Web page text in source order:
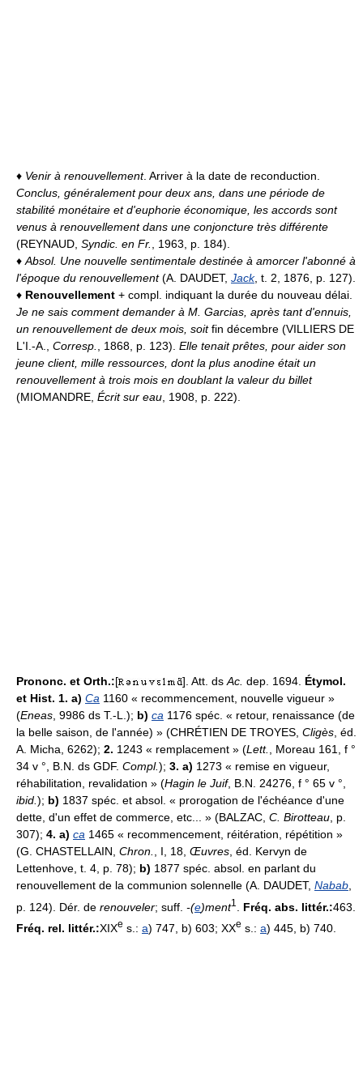
♦ Venir à renouvellement. Arriver à la date de reconduction.
Conclus, généralement pour deux ans, dans une période de
stabilité monétaire et d'euphorie économique, les accords sont
venus à renouvellement dans une conjoncture très différente
(REYNAUD, Syndic. en Fr.
, 1963, p. 184).
♦ Absol. Une nouvelle sentimentale destinée à amorcer l'abonné à
l'époque du renouvellement(A. DAUDET, Jack, t. 2, 1876, p. 127).
♦ Renouvellement + compl. indiquant la durée du nouveau délai.
Je ne sais comment demander à M. Garcias, après tant d'ennuis,
un renouvellement de deux mois, soitfin décembre (VILLIERS DE
L'I.-A., Corresp. , 1868, p. 123). Elle tenait prêtes, pour aider son
jeune client, mille ressources, dont la plus anodine était un
renouvellement à trois mois en doublant la valeur du billet
(MIOMANDRE, Écrit sur eau , 1908, p. 222).
Prononc. et Orth.:[ ]. Att. ds Ac. dep. 1694. Étymol.
et Hist. 1. a) Ca 1160 « recommencement, nouvelle vigueur »
(Eneas , 9986 ds T.-L.); b) ca 1176 spéc. « retour, renaissance (de
la belle saison, de l'année) » (CHRÉTIEN DE TROYES, Cligès , éd.
A. Micha, 6262); 2. 1243 « remplacement » (Lett.
, Moreau 161, f °
34 v °, B.N. ds GDF. Compl.); 3. a) 1273 « remise en vigueur,
réhabilitation, revalidation » (Hagin le Juif, B.N. 24276, f ° 65 v °,
ibid. ); b) 1837 spéc. et absol. « prorogation de l'échéance d'une
dette, d'un effet de commerce, etc... » (BALZAC, C. Birotteau , p.
307); 4. a) ca 1465 « recommencement, réitération, répétition »
(G. CHASTELLAIN, Chron. , I, 18, Œuvres , éd. Kervyn de
Lettenhove, t. 4, p. 78); b) 1877 spéc. absol. en parlant du
renouvellement de la communion solennelle (A. DAUDET, Nabab
p. 124). Dér. de renouveler; suff. -(e)ment1 Fréq. abs. littér.:463.
Fréq. rel. littér.:XIXe s.: a) 747, b) 603; XXe s.: a) 445, b) 740.